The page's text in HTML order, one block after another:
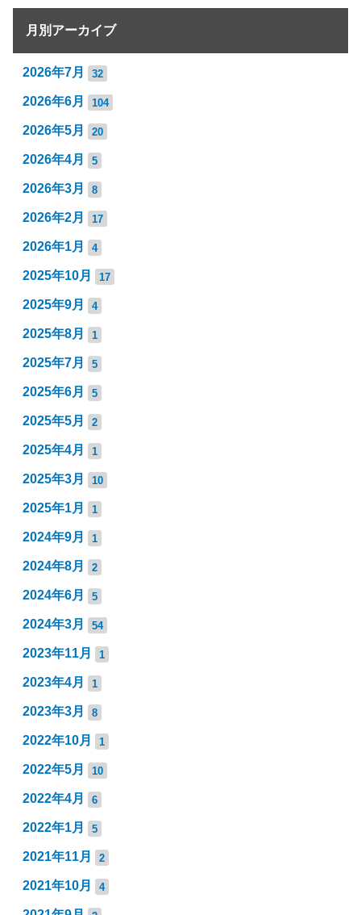
月別アーカイブ
2026年7月 32
2026年6月 104
2026年5月 20
2026年4月 5
2026年3月 8
2026年2月 17
2026年1月 4
2025年10月 17
2025年9月 4
2025年8月 1
2025年7月 5
2025年6月 5
2025年5月 2
2025年4月 1
2025年3月 10
2025年1月 1
2024年9月 1
2024年8月 2
2024年6月 5
2024年3月 54
2023年11月 1
2023年4月 1
2023年3月 8
2022年10月 1
2022年5月 10
2022年4月 6
2022年1月 5
2021年11月 2
2021年10月 4